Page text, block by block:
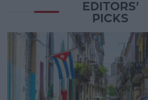
EDITORS'
PICKS